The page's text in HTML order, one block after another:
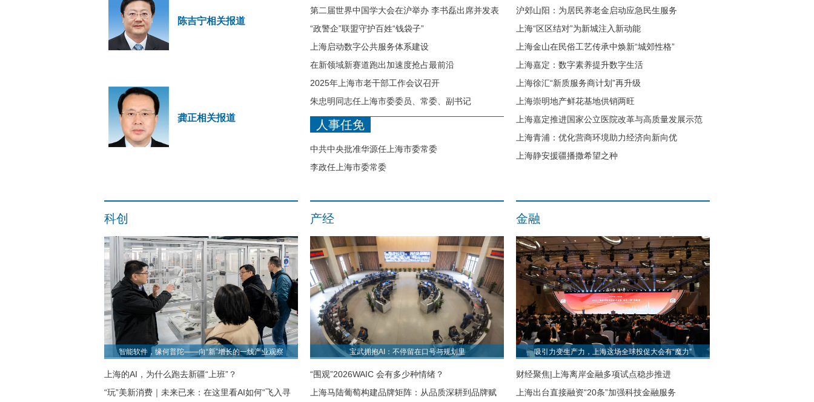
陈吉宁相关报道
龚正相关报道
第二届世界中国学大会在沪举办 李书磊出席并发表
主旨演讲
“政警企”联盟守护百姓“钱袋子”
上海启动数字公共服务体系建设
在新领域新赛道跑出加速度抢占最前沿
2025年上海市老干部工作会议召开
朱忠明同志任上海市委委员、常委、副书记
人事任免
中共中央批准华源任上海市委常委
李政任上海市委常委
沪郊山阳：为居民养老金启动应急民生服务
上海“区区结对”为新城注入新动能
上海金山在民俗工艺传承中焕新“城郊性格”
上海嘉定：数字素养提升数字生活
上海徐汇“新质服务商计划”再升级
上海崇明地产鲜花基地供销两旺
上海嘉定推进国家公立医院改革与高质量发展示范
项目
上海青浦：优化营商环境助力经济向新向优
上海静安援疆播撒希望之种
科创
智能软件，缘何普陀——向“新”增长的一线产业观察
上海的AI，为什么跑去新疆“上班”？
“玩”美新消费｜未来已来：在这里看AI如何“飞入寻
产经
宝武拥抱AI：不停留在口号与规划里
“围观”2026WAIC 会有多少种情绪？
上海马陆葡萄构建品牌矩阵：从品质深耕到品牌赋
金融
吸引力变生产力，上海这场全球投促大会有“魔力”
财经聚焦|上海离岸金融多项试点稳步推进
上海出台直接融资“20条”加强科技金融服务